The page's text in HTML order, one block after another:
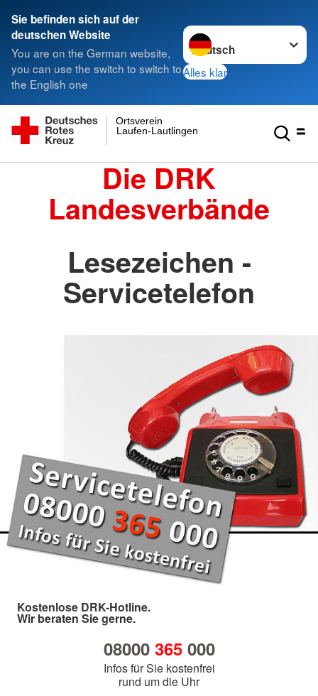
Sie befinden sich auf der
deutschen Website
You are on the German website,
you can use the switch to switch to
the English one
Sprache wechseln zu
Alles klar
Laufen-Lautlingen
Ortsverein
Die DRK
Landesverbände
Lesezeichen -
Servicetelefon
Kostenlose DRK-Hotline.
Wir beraten Sie gerne.
08000 365000
Infos für Sie kostenfrei
rund um die Uhr